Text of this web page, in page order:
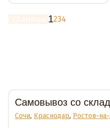
1234
Самовывоз со
Сочи, Краснодар, Ростов-